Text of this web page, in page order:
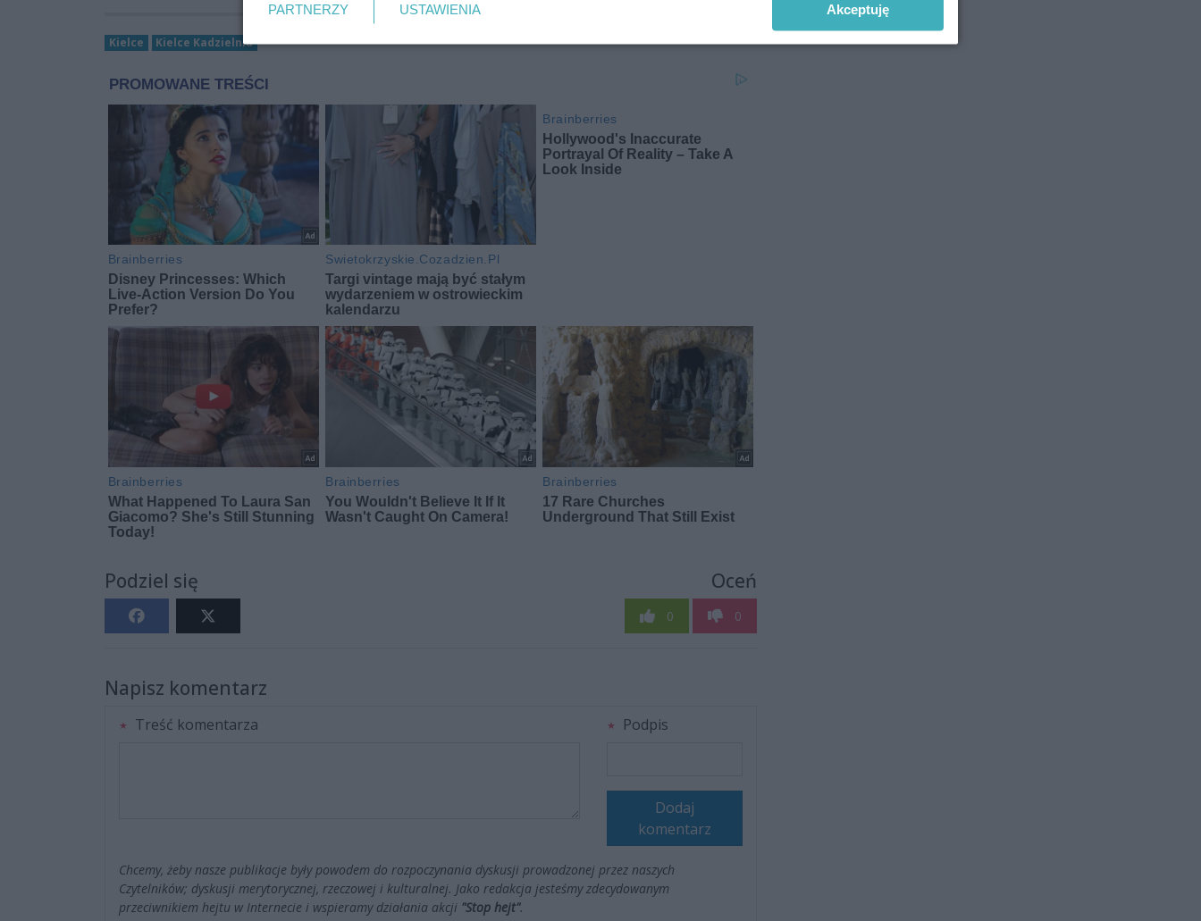
Kielce Kielce Kadzielnia
Podziel się Oceń
0 0
Napisz komentarz
Treść komentarza Podpis
Dodaj
komentarz
Chcemy, żeby nasze publikacje były powodem do rozpoczynania dyskusji prowadzonej przez naszych
Czytelników; dyskusji merytorycznej, rzeczowej i kulturalnej. Jako redakcja jesteśmy zdecydowanym
przeciwnikiem hejtu w Internecie i wspieramy działania akcji "Stop hejt".
PARTNERZY USTAWIENIA Akceptuję